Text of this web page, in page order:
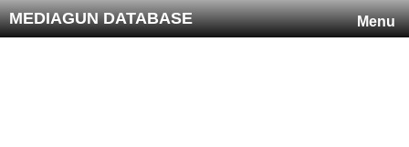
Menu
MEDIAGUN DATABASE